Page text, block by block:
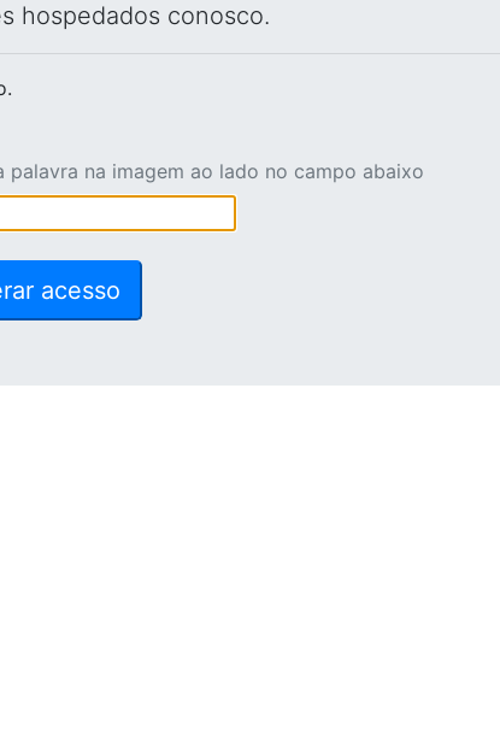
hospedados conosco.
palavra na imagem ao lado no campo abaixo